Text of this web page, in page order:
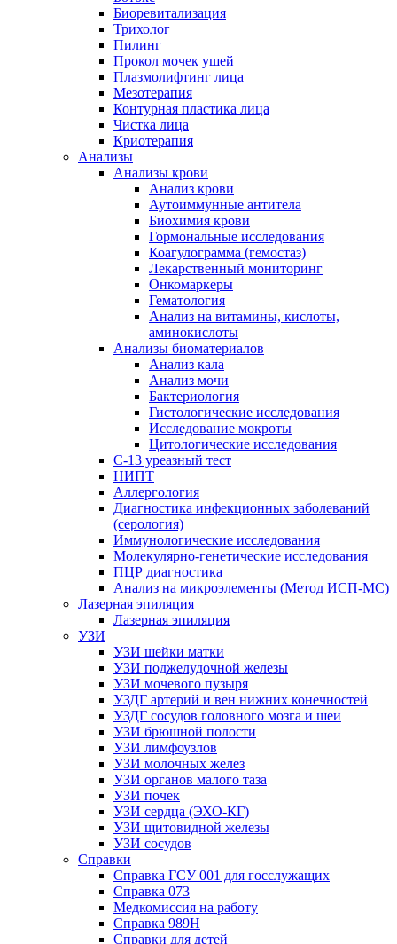
Биоревитализация
Трихолог
Пилинг
Прокол мочек ушей
Плазмолифтинг лица
Мезотерапия
Контурная пластика лица
Чистка лица
Криотерапия
Анализы
Анализы крови
Анализ крови
Аутоиммунные антитела
Биохимия крови
Гормональные исследования
Коагулограмма (гемостаз)
Лекарственный мониторинг
Онкомаркеры
Гематология
Анализ на витамины, кислоты,
аминокислоты
Анализы биоматериалов
Анализ кала
Анализ мочи
Бактериология
Гистологические исследования
Исследование мокроты
Цитологические исследования
С-13 уреазный тест
НИПТ
Аллергология
Диагностика инфекционных заболеваний
(серология)
Иммунологические исследования
Молекулярно-генетические исследования
ПЦР диагностика
Анализ на микроэлементы (Метод ИСП-МС)
Лазерная эпиляция
Лазерная эпиляция
УЗИ
УЗИ шейки матки
УЗИ поджелудочной железы
УЗИ мочевого пузыря
УЗДГ артерий и вен нижних конечностей
УЗДГ сосудов головного мозга и шеи
УЗИ брюшной полости
УЗИ лимфоузлов
УЗИ молочных желез
УЗИ органов малого таза
УЗИ почек
УЗИ сердца (ЭХО-КГ)
УЗИ щитовидной железы
УЗИ сосудов
Справки
Справка ГСУ 001 для госслужащих
Справка 073
Медкомиссия на работу
Справка 989Н
Справки для детей